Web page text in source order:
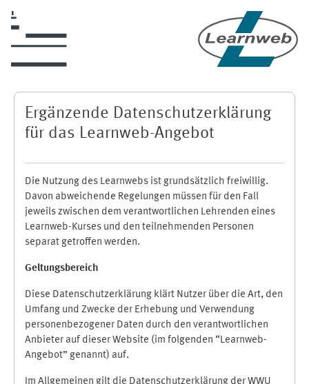
Ergänzende Datenschutzerklärung
für das Learnweb-Angebot
Die Nutzung des Learnwebs ist grundsätzlich freiwillig.
Davon abweichende Regelungen müssen für den Fall
jeweils zwischen dem verantwortlichen Lehrenden eines
Learnweb-Kurses und den teilnehmenden Personen
separat getroffen werden.
Geltungsbereich
Diese Datenschutzerklärung klärt Nutzer über die Art, den
Umfang und Zwecke der Erhebung und Verwendung
personenbezogener Daten durch den verantwortlichen
Anbieter auf dieser Website (im folgenden “Learnweb-
Angebot” genannt) auf.
Im Allgemeinen gilt die Datenschutzerklärung der WWU